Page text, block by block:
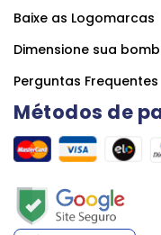
Baixe as Logomarcas
Dimensione sua
Perguntas Frequentes
Métodos de